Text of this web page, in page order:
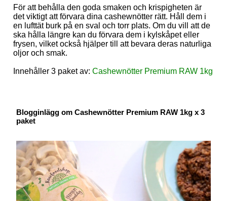
För att behålla den goda smaken och krispigheten är
det viktigt att förvara dina cashewnötter rätt. Håll dem i
en lufttät burk på en sval och torr plats. Om du vill att de
ska hålla längre kan du förvara dem i kylskåpet eller
frysen, vilket också hjälper till att bevara deras naturliga
oljor och smak.
Innehåller 3 paket av: Cashewnötter Premium RAW 1kg
Blogginlägg om Cashewnötter Premium RAW 1kg x 3
paket